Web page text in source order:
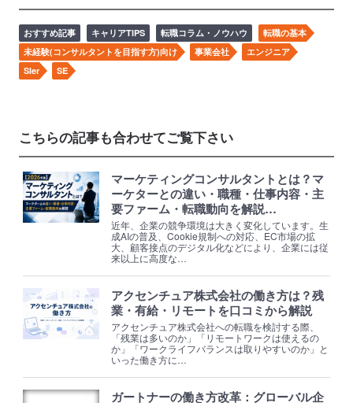
おすすめ記事 キャリアTIPS 転職コラム・ノウハウ
転職の基本
未経験(コンサルタントを目指す方)向け
事業会社
エンジニア
SIer
SE
こちらの記事も合わせてご覧下さい
マーケティングコンサルタントとは？マ
ーケターとの違い・職種・仕事内容・主
要ファーム・転職動向を解説…
近年、企業の競争環境は大きく変化しています。生
成AIの普及、Cookie規制への対応、EC市場の拡
大、顧客接点のデジタル化などにより、企業には従
来以上に高度な…
アクセンチュア株式会社の働き方は？残
業・有給・リモートを口コミから解説
アクセンチュア株式会社への転職を検討する際、
「残業は多いのか」「リモートワークは使えるの
か」「ワークライフバランスは取りやすいのか」と
いった働き方に…
ガートナーの働き方改革：グローバル企